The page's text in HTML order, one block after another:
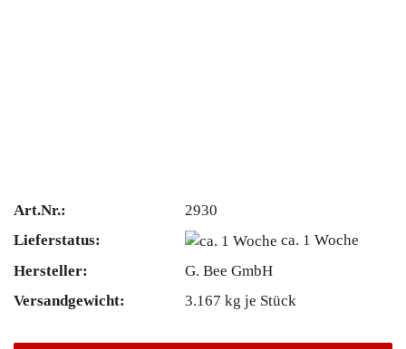
Art.Nr.:
2930
Lieferstatus:
ca. 1 Woche
Hersteller:
G. Bee GmbH
Versandgewicht:
3.167 kg je Stück